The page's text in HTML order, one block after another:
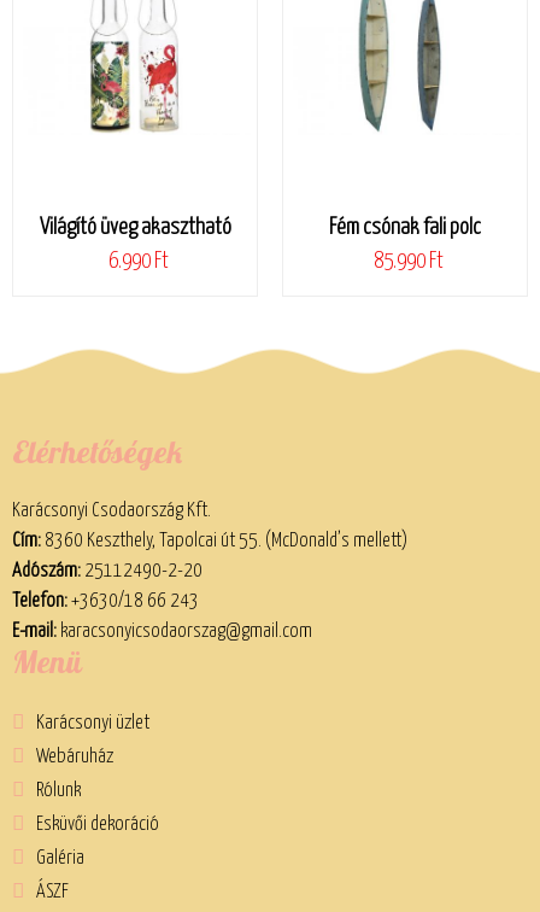
Világító üveg akasztható
6.990 Ft
Fém csónak fali polc
85.990 Ft
Elérhetőségek
Karácsonyi Csodaország Kft.
Cím:8360 Keszthely, Tapolcai út 55. (McDonald’s mellett)
Adószám:25112490-2-20
Telefon:+3630/18 66 243
E-mail: karacsonyicsodaorszag@gmail.com
Menü
Karácsonyi üzlet
Webáruház
Rólunk
Esküvői dekoráció
Galéria
ÁSZF